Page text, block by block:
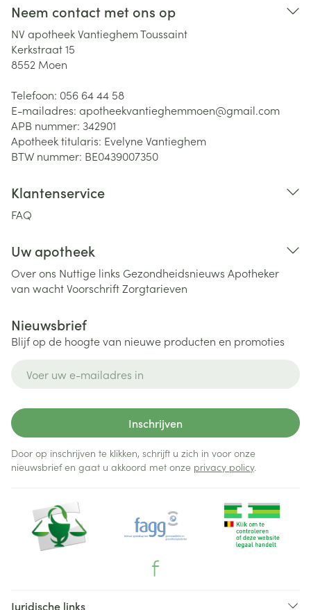
Neem contact met ons op
NV apotheek Vantieghem Toussaint
Kerkstraat 15
8552 Moen
Telefoon: 056 64 44 58
E-mailadres: apotheekvantieghemmoen@gmail.com
APB nummer: 342901
Apotheek titularis: Evelyne Vantieghem
BTW nummer: BE0439007350
Klantenservice
FAQ
Uw apotheek
Over ons Nuttige links Gezondheidsnieuws Apotheker
van wachtVoorschriftZorgtarieven
Nieuwsbrief
Blijf op de hoogte van nieuwe producten en promoties
Inschrijven
Door op inschrijven te klikken, schrijft u zich in voor onze
nieuwsbrief en gaat u akkoord met onze privacy policy.
Juridische links